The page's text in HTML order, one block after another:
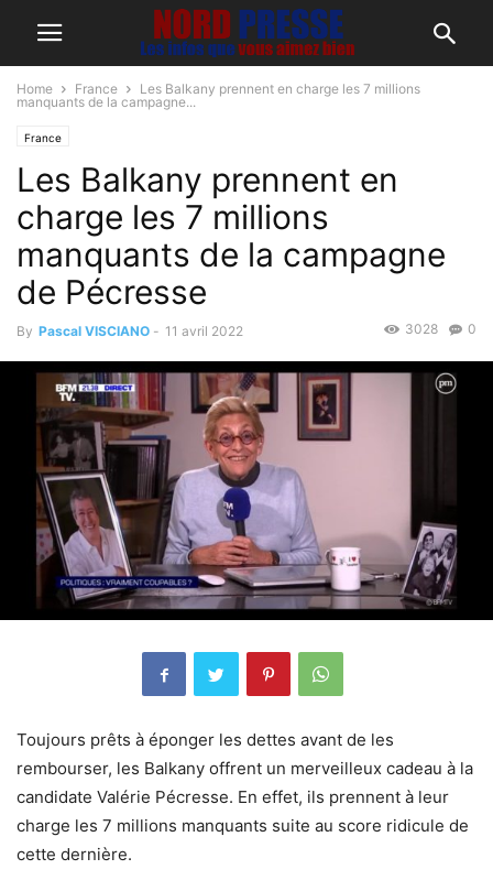
Home France
Les Balkany prennent en charge les 7 millions
manquants de la campagne...
France
Les Balkany prennent en
charge les 7 millions
manquants de la campagne
de Pécresse
By Pascal VISCIANO - 11 avril 2022 0
3028
Toujours prêts à éponger les dettes avant de les
rembourser, les Balkany offrent un merveilleux cadeau à la
candidate Valérie Pécresse. En effet, ils prennent à leur
charge les 7 millions manquants suite au score ridicule de
cette dernière.